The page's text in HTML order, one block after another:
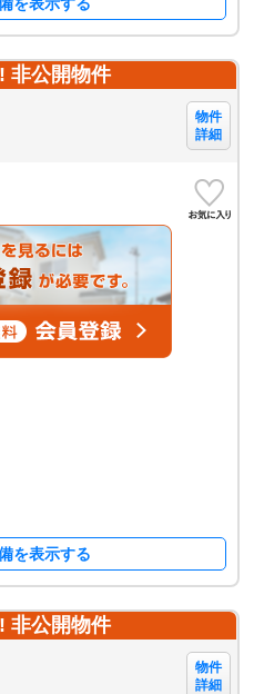
非公開物件
物件
詳細
を表示する
非公開物件
物件
詳細